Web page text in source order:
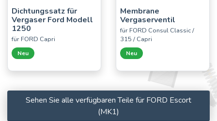
Dichtungssatz für
Vergaser Ford Modell
1250
für FORD Capri
Neu
Membrane
Vergaserventil
für FORD Consul Classic /
315 / Capri
Neu
Sehen Sie alle verfügbaren Teile für FORD Escort
(MK1)